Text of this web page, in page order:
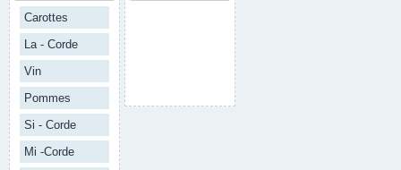
Carottes
La - Corde
Vin
Pommes
Si - Corde
Mi -Corde